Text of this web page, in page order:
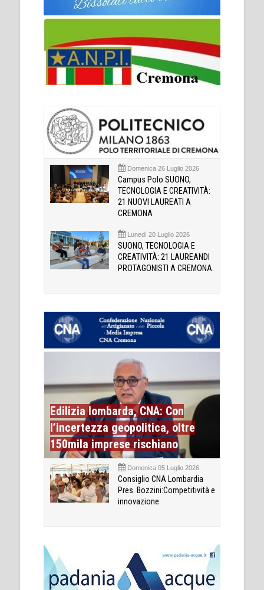
Domenica 26 Luglio 2026
Campus Polo SUONO,
TECNOLOGIA E CREATIVITÀ:
21 NUOVI LAUREATI A
CREMONA
Lunedì 20 Luglio 2026
SUONO, TECNOLOGIA E
CREATIVITÀ: 21 LAUREANDI
PROTAGONISTI A CREMONA
Edilizia lombarda, CNA: Con
l’incertezza geopolitica, oltre
150mila imprese rischiano
Domenica 05 Luglio 2026
Consiglio CNA Lombardia
Pres. Bozzini:Competitività e
innovazione